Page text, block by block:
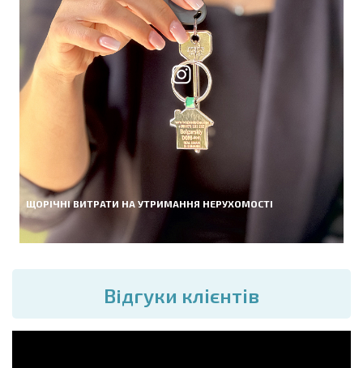
ЩОРІЧНІ ВИТРАТИ НА УТРИМАННЯ НЕРУХОМОСТІ
Вiдгуки клієнтів